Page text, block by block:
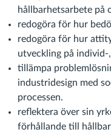
hållbarhetsarbete på
redogöra för hur
redogöra för hur
utveckling på individ-
tillämpa
industridesign med
processen.
reflektera över sin
förhållande till